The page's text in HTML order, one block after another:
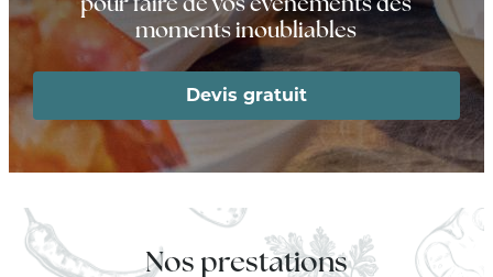
pour faire de vos événements des
moments inoubliables
Devis gratuit
Nos prestations